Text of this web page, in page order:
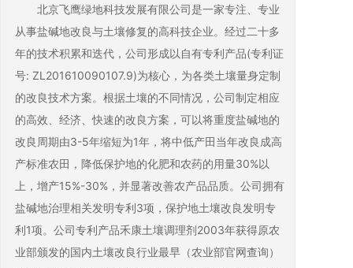
北京飞鹰绿地科技发展有限公司是一家专注、专业
从事盐碱地改良与土壤修复的高科技企业。经过二十多
年的技术积累和迭代，公司形成以自有专利产品(专利证
号: ZL201610090107.9)为核心，为各类土壤量身定制
的改良技术方案。根据土壤的不同情况，公司制定相应
的高效、经济、快速的改良方案，可以将重度盐碱地的
改良周期由3-5年缩短为1年，将中低产田当年改良成高
产标准农田，降低保护地的化肥和农药的用量30%以
上，增产15%-30%，并显著改善农产品品质。公司拥有
盐碱地治理相关发明专利3项，保护地土壤改良发明专
利1项。公司专利产品禾康土壤调理剂2003年获得原农
业部颁发的国内土壤改良行业最早（农业部官网查询）